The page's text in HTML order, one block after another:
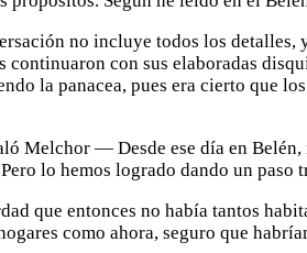
no incluye todos los detalles,
continuaron con sus elaboradas
la panacea, pues era cierto que
Melchor — Desde ese día en
lo hemos logrado dando un paso
que entonces no había tantos
como ahora, seguro que